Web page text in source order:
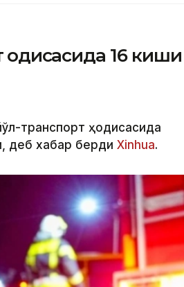
16 киши
транспорт ҳодисасида
деб хабар берди Xinhua.